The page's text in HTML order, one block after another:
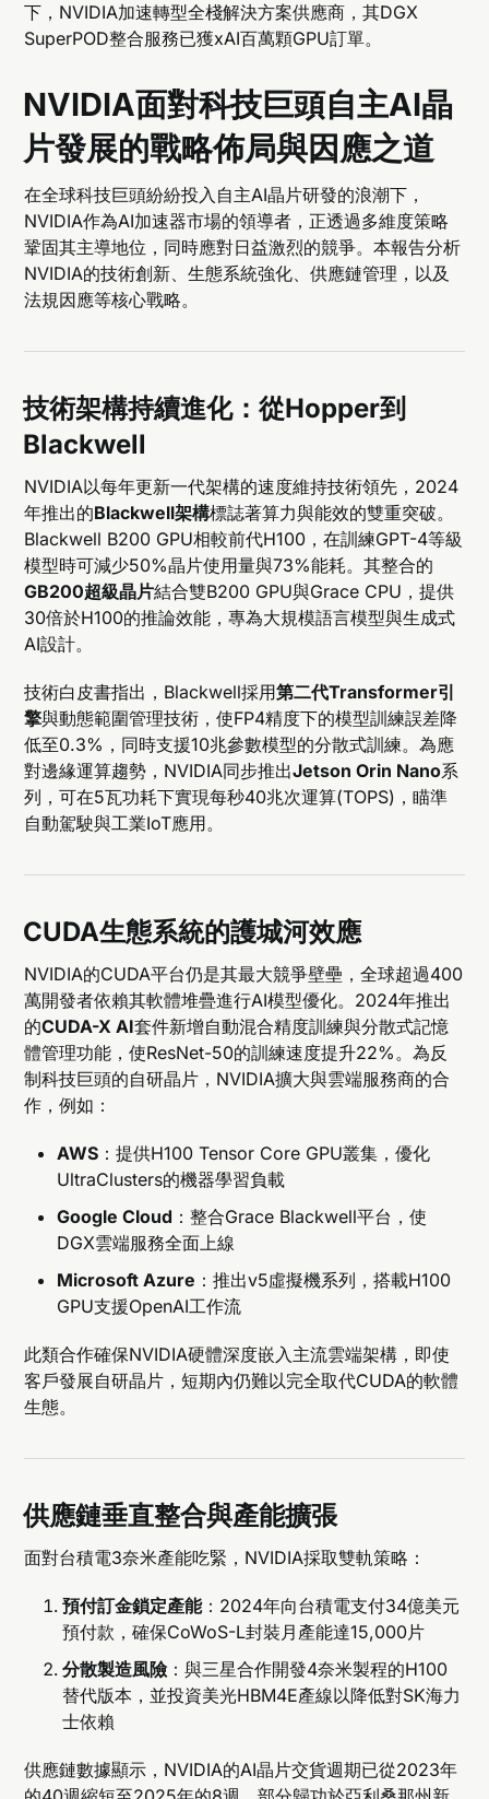
下，NVIDIA加速轉型全棧解決方案供應商，其DGX
SuperPOD整合服務已獲xAI百萬顆GPU訂單。
NVIDIA面對科技巨頭自主AI晶
片發展的戰略佈局與因應之道
在全球科技巨頭紛紛投入自主AI晶片研發的浪潮下，
NVIDIA作為AI加速器市場的領導者，正透過多維度策略
鞏固其主導地位，同時應對日益激烈的競爭。本報告分析
NVIDIA的技術創新、生態系統強化、供應鏈管理，以及
法規因應等核心戰略。
技術架構持續進化：從Hopper到
Blackwell
NVIDIA以每年更新一代架構的速度維持技術領先，2024
年推出的Blackwell架構標誌著算力與能效的雙重突破。
Blackwell B200 GPU相較前代H100，在訓練GPT-4等級
模型時可減少50%晶片使用量與73%能耗。其整合的
GB200超級晶片結合雙B200 GPU與Grace CPU，提供
30倍於H100的推論效能，專為大規模語言模型與生成式
AI設計。
技術白皮書指出，Blackwell採用第二代Transformer引
擎與動態範圍管理技術，使FP4精度下的模型訓練誤差降
低至0.3%，同時支援10兆參數模型的分散式訓練。為應
對邊緣運算趨勢，NVIDIA同步推出Jetson Orin Nano系
列，可在5瓦功耗下實現每秒40兆次運算(TOPS)，瞄準
自動駕駛與工業IoT應用。
CUDA生態系統的護城河效應
NVIDIA的CUDA平台仍是其最大競爭壁壘，全球超過400
萬開發者依賴其軟體堆疊進行AI模型優化。2024年推出
的CUDA-X AI套件新增自動混合精度訓練與分散式記憶
體管理功能，使ResNet-50的訓練速度提升22%。為反
制科技巨頭的自研晶片，NVIDIA擴大與雲端服務商的合
作，例如：
AWS ：提供H100 Tensor Core GPU叢集，優化
UltraClusters的機器學習負載
Google Cloud ：整合Grace Blackwell平台，使
DGX雲端服務全面上線
Microsoft Azure ：推出v5虛擬機系列，搭載H100
GPU支援OpenAI工作流
此類合作確保NVIDIA硬體深度嵌入主流雲端架構，即使
客戶發展自研晶片，短期內仍難以完全取代CUDA的軟體
生態。
供應鏈垂直整合與產能擴張
面對台積電3奈米產能吃緊，NVIDIA採取雙軌策略：
預付訂金鎖定產能：2024年向台積電支付34億美元
預付款，確保CoWoS-L封裝月產能達15,000片
分散製造風險 ：與三星合作開發4奈米製程的H100
替代版本，並投資美光HBM4E產線以降低對SK海力
士依賴
供應鏈數據顯示，NVIDIA的AI晶片交貨週期已從2023年